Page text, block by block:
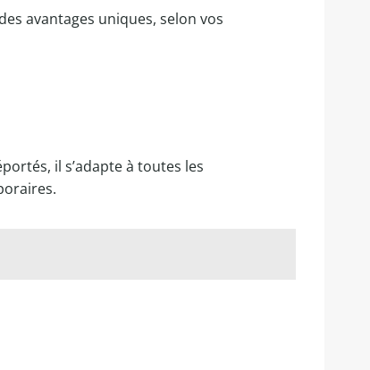
avantages uniques, selon vos
il s’adapte à toutes les